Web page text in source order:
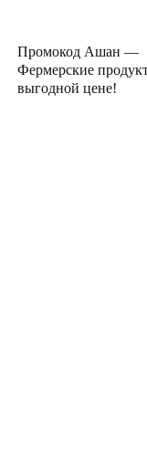
Промокод Ашан —
Фермерские
выгодной цене!